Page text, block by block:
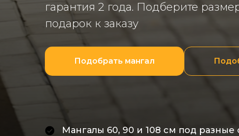
гарантия 2 года. Подберите
подарок к заказу
Подобрать мангал
Мангалы 60, 90 и 108 см под разные